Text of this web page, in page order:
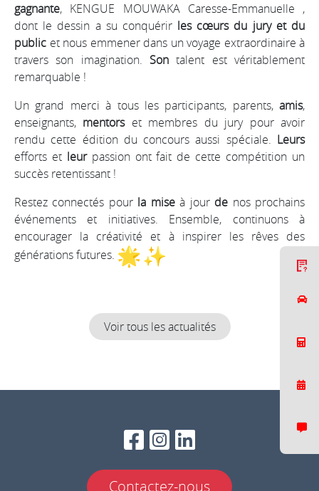
gagnante, KENGUE MOUWAKA Caresse-Emmanuelle ,
dont le dessin a su conquérir les cœurs du jury et du
public et nous emmener dans un voyage extraordinaire à
travers son imagination. Son talent est véritablement
remarquable !
Un grand merci à tous les participants, parents, amis,
enseignants, mentorset membres du jury pour avoir
rendu cette édition du concours aussi spéciale. Leurs
efforts et leurpassion ont fait de cette compétition un
succès retentissant !
Restez connectés pour la miseà jour de nos prochains
événements et initiatives. Ensemble, continuons à
encourager la créativité et à inspirer les rêves des
générations futures.
Voir tous les actualités
Contactez-nous